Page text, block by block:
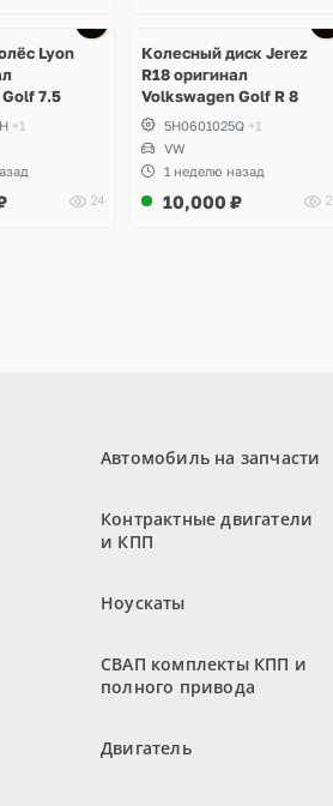
Lyon
7.5
+1
24
Колесный диск Jerez
R18 оригинал
Volkswagen Golf R 8
5H0601025Q +1
VW
1 неделю назад
10,000 ₽
Автомобиль на запчасти
Контрактные двигатели
и КПП
Ноускаты
СВАП комплекты КПП и
полного привода
Двигатель